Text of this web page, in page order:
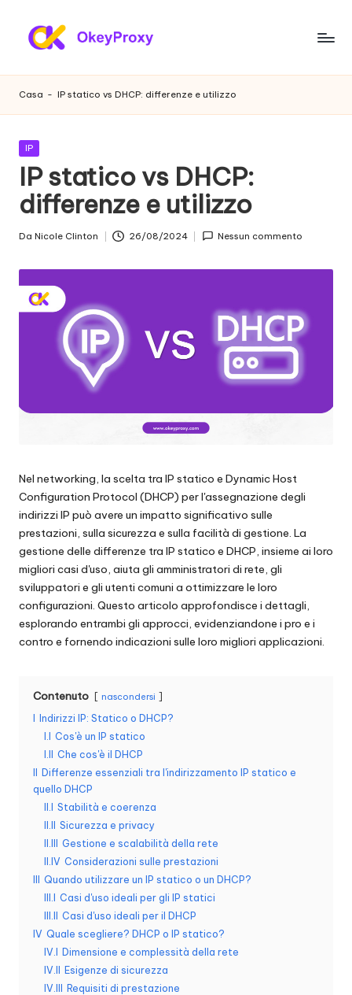
P
r
o
x
y
r
e
si
d
e
a
e
r
o
g
ni
e
si
e
a
proxy
HTTP(S)/SOCKS5,
su
prove
gratuite
di
sulle
impostazioni
scraping
web
Casa - IP statico vs DHCP: differenze e utilizzo
Pubblicato
IP
IP statico vs DHCP:
differenze e utilizzo
Da Nicole Clinton 26/08/2024 Nessun commento
Nel networking, la scelta tra IP statico e Dynamic Host
Configuration Protocol (DHCP) per l'assegnazione degli
indirizzi IP può avere un impatto significativo sulle
prestazioni, sulla sicurezza e sulla facilità di gestione. La
gestione delle differenze tra IP statico e DHCP, insieme ai loro
migliori casi d'uso, aiuta gli amministratori di rete, gli
sviluppatori e gli utenti comuni a ottimizzare le loro
configurazioni. Questo articolo approfondisce i dettagli,
esplorando entrambi gli approcci, evidenziandone i pro e i
contro e fornendo indicazioni sulle loro migliori applicazioni.
Contenuto nascondersi
I Indirizzi IP: Statico o DHCP?
I.I Cos'è un IP statico
I.II Che cos'è il DHCP
II Differenze essenziali tra l'indirizzamento IP statico e
quello DHCP
II.I Stabilità e coerenza
II.II Sicurezza e privacy
II.III Gestione e scalabilità della rete
II.IV Considerazioni sulle prestazioni
III Quando utilizzare un IP statico o un DHCP?
III.I Casi d'uso ideali per gli IP statici
III.II Casi d'uso ideali per il DHCP
IV Quale scegliere? DHCP o IP statico?
IV.I Dimensione e complessità della rete
IV.II Esigenze di sicurezza
IV.III Requisiti di prestazione